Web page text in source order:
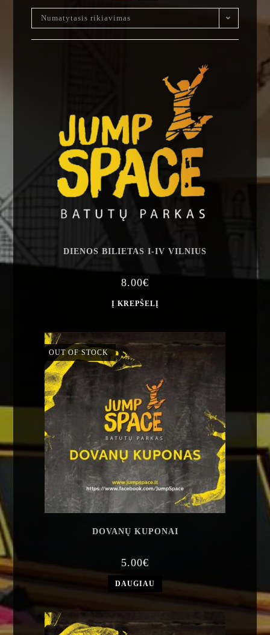
Numatytasis rikiavimas
DIENOS BILIETAS I-IV VILNIUS
8.00€
Į KREPŠELĮ
OUT OF STOCK
DOVANŲ KUPONAI
5.00€
DAUGIAU